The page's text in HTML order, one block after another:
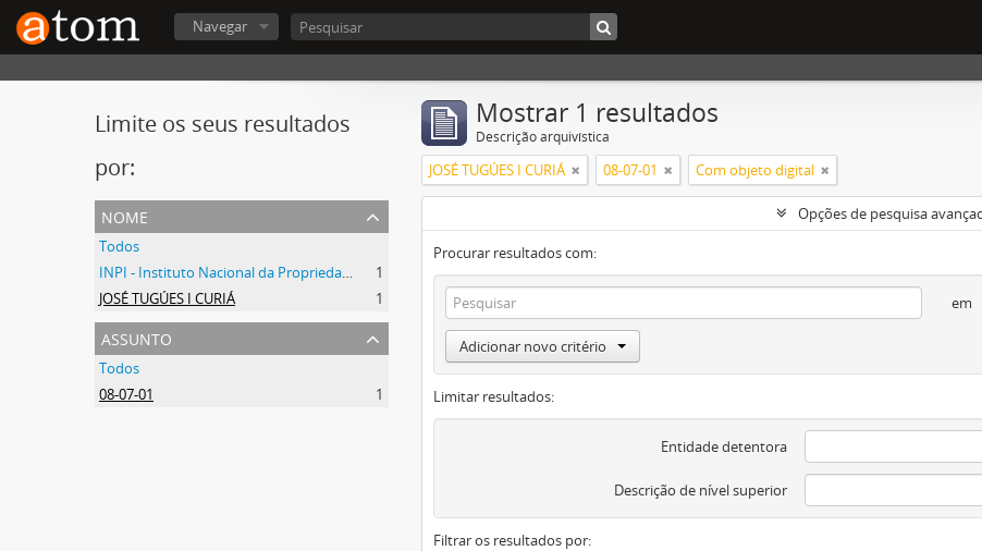
Navegar
Limite os seus resultados
por:
nome
Todos
INPI - Instituto Nacional da Propriedade Industrial
1
JOSÉ TUGÚES I CURIÁ
1
assunto
Todos
08-07-01
1
Mostrar 1 resultados
Descrição arquivística
JOSÉ TUGÚES I CURIÁ 08-07-01 Com objeto digital
Opções de pesquisa
Procurar resultados com:
em
Adicionar novo critério
Limitar resultados:
Entidade detentora
Descrição de nível superior
Filtrar os resultados por: